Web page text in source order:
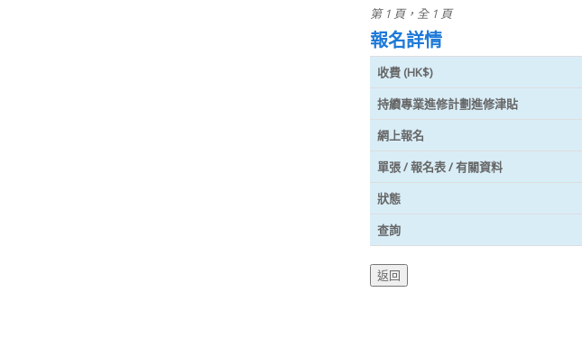
第 1 頁，全 1 頁
報名詳情
收費 (HK$)
持續專業進修計劃進修津貼
網上報名
單張 / 報名表 / 有關資料
狀態
查詢